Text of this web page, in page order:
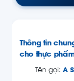
Thông tin
cho thực
Tên gọi: A